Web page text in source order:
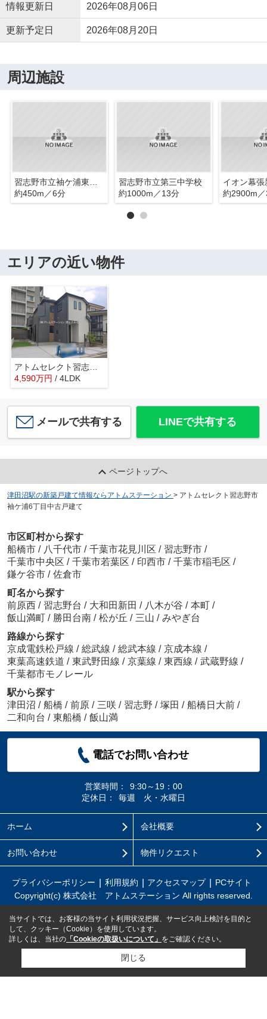
情報更新日 2026年08月06日
更新予定日 2026年08月20日
周辺施設
約450m／6分
習志野市立第三中学校
約1000m／13分
イオン幕張
約2900m
エリアの近い物件
アトムセレクト習志野市東習志野3丁目176番A号棟
4,590万円 / 4LDK
メールで共有する LINEで共有する
ページトップへ
津田沼駅の新築戸建て情報ならアトムステーション > アトムセレクト習志野市
袖ケ浦6丁目中古戸建て
市区町村から探す
船橋市 / 八千代市 / 千葉市花見川区 / 習志野市 /
千葉市中央区 / 千葉市若葉区 / 印西市 / 千葉市稲毛区 /
鎌ケ谷市 / 佐倉市
町名から探す
前原西 / 習志野台 / 大和田新田 / 八木が谷 / 本町 /
飯山満町 / 勝田台南 / 松が丘 / 三山 / みやぎ台
路線から探す
京成電鉄松戸線 / 総武線 / 総武本線 / 京成本線 /
東葉高速鉄道 / 東武野田線 / 京葉線 / 東西線 / 武蔵野線 /
千葉都市モノレール
駅から探す
津田沼 / 船橋 / 前原 / 三咲 / 習志野 / 塚田 / 船橋日大前 /
二和向台 / 東船橋 / 飯山満
電話でお問い合わせ
営業時間：
9:30～19：00
定休日：
毎週 火・水曜日
ホーム 会社概要
お問い合わせ 物件リクエスト
プライバシーポリシー 利用規約 アクセスマップ
PCサイト
Copyright(c) 株式会社 アトムステーション All rights reserved.
当サイトでは、お客様の当サイト利用状況把握、サービス向上検討を目的と
して、クッキー（Cookie）を使用しています。
詳しくは、当社の 「Cookieの取扱いについて」 をご確認ください。
閉じる